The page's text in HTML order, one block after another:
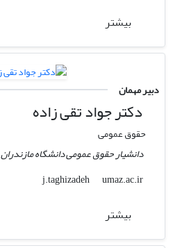
بیشتر
دبیر مهمان
دکتر جواد تقی زاده
حقوق عمومی
دانشیار حقوق عمومی دانشگاه مازندران
j.taghizadeh
umaz.ac.ir
بیشتر